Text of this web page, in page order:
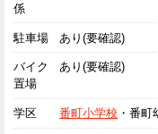
係
駐車場 あり(要確認)
バイク
置場
あり(要確認)
学区 番町小学校 ・番